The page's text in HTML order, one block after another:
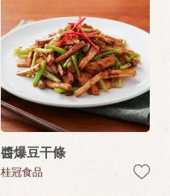
醬爆豆干條
桂冠食品